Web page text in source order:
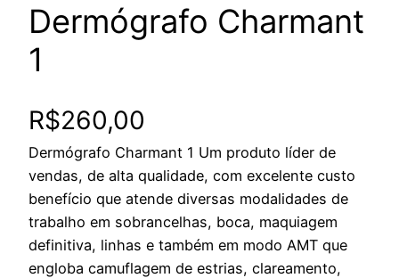
Dermógrafo Charmant
1
R$260,00
Dermógrafo Charmant 1 Um produto líder de
vendas, de alta qualidade, com excelente custo
benefício que atende diversas modalidades de
trabalho em sobrancelhas, boca, maquiagem
definitiva, linhas e também em modo AMT que
engloba camuflagem de estrias, clareamento,